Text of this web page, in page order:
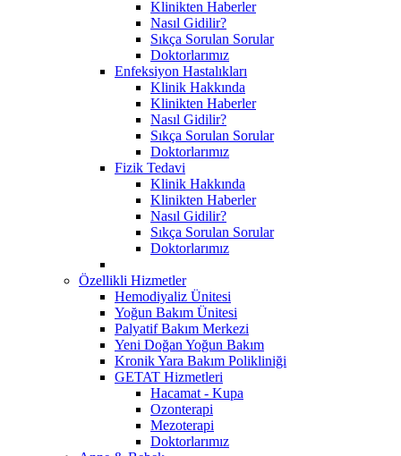
Klinikten Haberler
Nasıl Gidilir?
Sıkça Sorulan Sorular
Doktorlarımız
Enfeksiyon Hastalıkları
Klinik Hakkında
Klinikten Haberler
Nasıl Gidilir?
Sıkça Sorulan Sorular
Doktorlarımız
Fizik Tedavi
Klinik Hakkında
Klinikten Haberler
Nasıl Gidilir?
Sıkça Sorulan Sorular
Doktorlarımız
Özellikli Hizmetler
Hemodiyaliz Ünitesi
Yoğun Bakım Ünitesi
Palyatif Bakım Merkezi
Yeni Doğan Yoğun Bakım
Kronik Yara Bakım Polikliniği
GETAT Hizmetleri
Hacamat - Kupa
Ozonterapi
Mezoterapi
Doktorlarımız